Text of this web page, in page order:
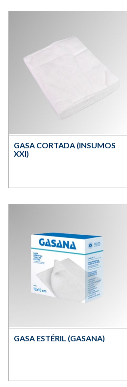
GASA CORTADA (INSUMOS
XXI)
GASA ESTÉRIL (GASANA)